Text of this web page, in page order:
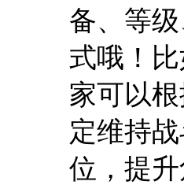
备、等
式哦！
家可以
定维持
位，提